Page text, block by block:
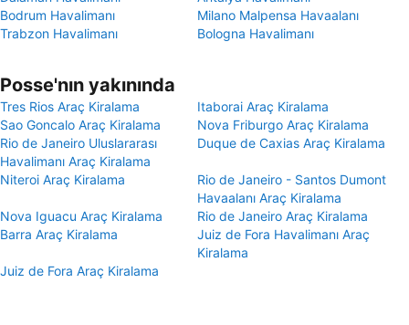
Bodrum Havalimanı
Milano Malpensa Havaalanı
Trabzon Havalimanı
Bologna Havalimanı
Posse'nın yakınında
Tres Rios Araç Kiralama
Itaborai Araç Kiralama
Sao Goncalo Araç Kiralama
Nova Friburgo Araç Kiralama
Rio de Janeiro Uluslararası
Havalimanı Araç Kiralama
Duque de Caxias Araç Kiralama
Niteroi Araç Kiralama
Rio de Janeiro - Santos Dumont
Havaalanı Araç Kiralama
Nova Iguacu Araç Kiralama
Rio de Janeiro Araç Kiralama
Barra Araç Kiralama
Juiz de Fora Havalimanı Araç
Kiralama
Juiz de Fora Araç Kiralama